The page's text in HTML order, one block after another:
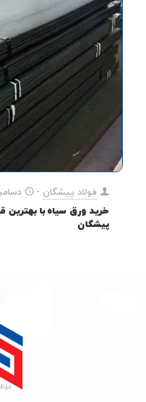
فولاد پیشگان -
دسامبر 16,
خرید ورق سیاه با بهترین
پیشگان